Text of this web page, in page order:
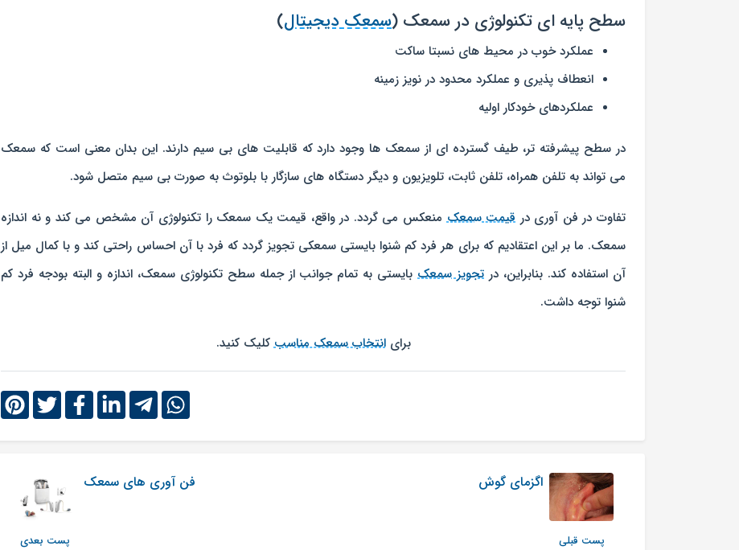
سطح پایه ای تکنولوژی در سمعک (سمعک دیجیتال)
عملکرد خوب در محیط های نسبتا ساکت
انعطاف پذیری و عملکرد محدود در نویز زمینه
عملکردهای خودکار اولیه
در سطح پیشرفته تر، طیف گسترده ای از سمعک ها وجود دارد که قابلیت های بی سیم دارند. این بدان معنی است که سمعک
می تواند به تلفن همراه، تلفن ثابت، تلویزیون و دیگر دستگاه های سازگار با بلوتوث به صورت بی سیم متصل شود.
تفاوت در فن آوری در قیمت سمعکمنعکس می گردد. در واقع، قیمت یک سمعک را تکنولوژی آن مشخص می کند و نه اندازه
سمعک. ما بر این اعتقادیم که برای هر فرد کم شنوا بایستی سمعکی تجویز گردد که فرد با آن احساس راحتی کند و با کمال میل از
آن استفاده کند. بنابراین، در تجویز سمعکبایستی به تمام جوانب از جمله سطح تکنولوژی سمعک، اندازه و البته بودجه فرد کم
شنوا توجه داشت.
برایانتخاب سمعک مناسبکلیک کنید.
پست قبلی
اگزمای گوش فن آوری های سمعک
پست بعدی